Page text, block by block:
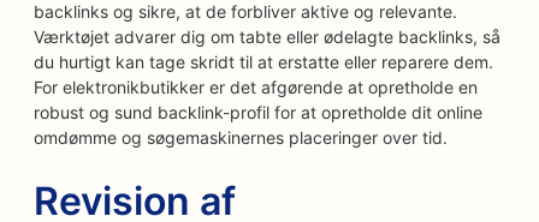
backlinks og sikre, at de forbliver aktive og relevante.
Værktøjet advarer dig om tabte eller ødelagte backlinks, så
du hurtigt kan tage skridt til at erstatte eller reparere dem.
For elektronikbutikker er det afgørende at opretholde en
robust og sund backlink-profil for at opretholde dit online
omdømme og søgemaskinernes placeringer over tid.
Revision af